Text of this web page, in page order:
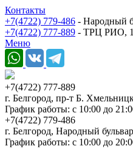
Контакты
+7(4722) 779-486 - Народный
+7(4722) 777-889 - ТРЦ РИО,
Меню
+7(4722) 777-889
г. Белгород, пр-т Б.
График работы: с 10:00 до
+7(4722) 779-486
г. Белгород, Народный
График работы: с 10:00 до